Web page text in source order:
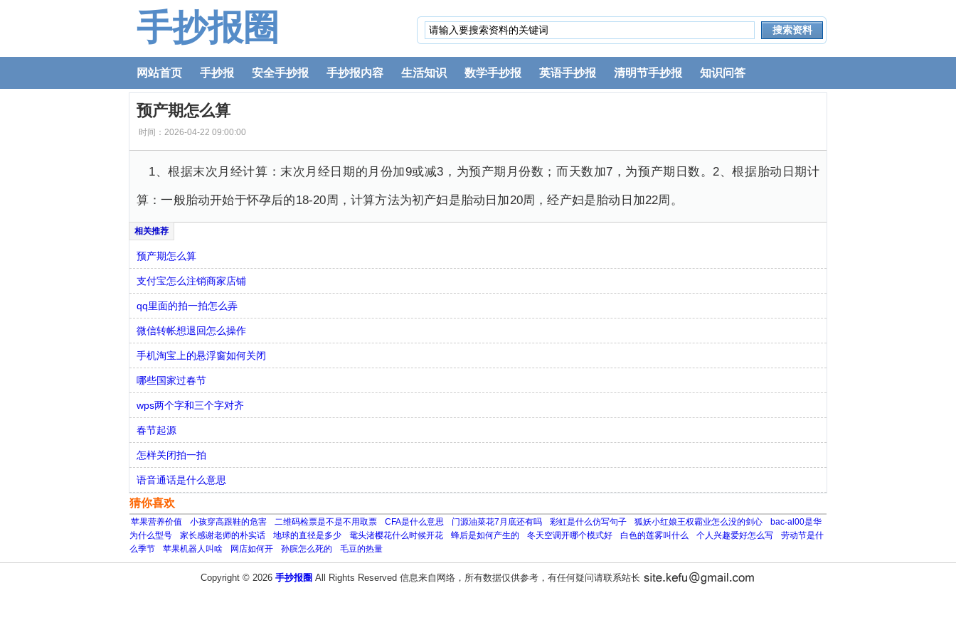
手抄报圈
网站首页 手抄报 安全手抄报 手抄报内容 生活知识 数学手抄报 英语手抄报 清明节手抄报 知识问答
预产期怎么算
时间：2026-04-22 09:00:00
1、根据末次月经计算：末次月经日期的月份加9或减3，为预产期月份数；而天数加7，为预产期日数。2、根据胎动日期计
算：一般胎动开始于怀孕后的18-20周，计算方法为初产妇是胎动日加20周，经产妇是胎动日加22周。
预产期怎么算
支付宝怎么注销商家店铺
qq里面的拍一拍怎么弄
微信转帐想退回怎么操作
手机淘宝上的悬浮窗如何关闭
哪些国家过春节
wps两个字和三个字对齐
春节起源
怎样关闭拍一拍
语音通话是什么意思
猜你喜欢
苹果营养价值 小孩穿高跟鞋的危害 二维码检票是不是不用取票 CFA是什么意思 门源油菜花7月底还有吗 彩虹是什么仿写句子 狐妖小红娘王权霸业怎么没的剑心
bac-al00是华
为什么型号
家长感谢老师的朴实话 地球的直径是多少 鼋头渚樱花什么时候开花 蜂后是如何产生的 冬天空调开哪个模式好 白色的莲雾叫什么 个人兴趣爱好怎么写
劳动节是什
么季节
苹果机器人叫啥 网店如何开 孙膑怎么死的 毛豆的热量
Copyright © 2026 手抄报圈 All Rights Reserved 信息来自网络，所有数据仅供参考，有任何疑问请联系站长